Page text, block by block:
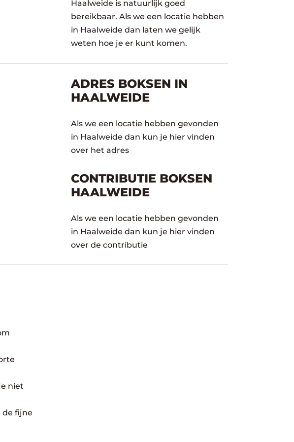
Haalweide is natuurlijk goed
bereikbaar. Als we een locatie hebben
in Haalweide dan laten we gelijk
weten hoe je er kunt komen.
ADRES BOKSEN IN
HAALWEIDE
Als we een locatie hebben gevonden
in Haalweide dan kun je hier vinden
over het adres
CONTRIBUTIE BOKSEN
HAALWEIDE
Als we een locatie hebben gevonden
in Haalweide dan kun je hier vinden
over de contributie
niet
de fijne